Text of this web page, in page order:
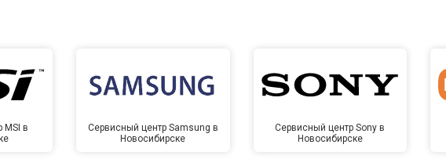
MSI в
Сервисный центр Samsung в
Новосибирске
Сервисный центр Sony в
Новосибирске